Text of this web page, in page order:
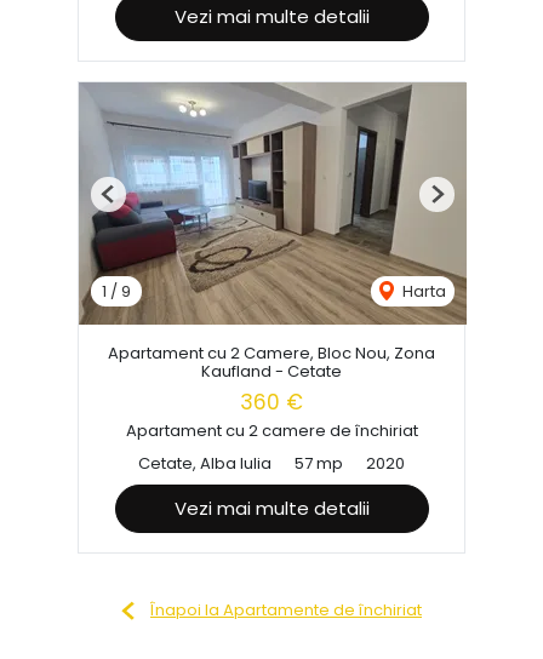
Vezi mai multe detalii
1 /9 Harta
Previous Next
Apartament cu 2 Camere, Bloc Nou, Zona
Kaufland - Cetate
360 €
Apartament cu 2 camere de închiriat
Cetate, Alba Iulia
57 mp 2020
Vezi mai multe detalii
Înapoi la Apartamente de închiriat